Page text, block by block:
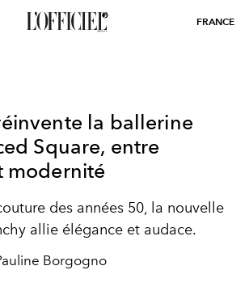
FRANCE
la ballerine
Square, entre
modernité
des années 50, la nouvelle
allie élégance et audace.
Borgogno